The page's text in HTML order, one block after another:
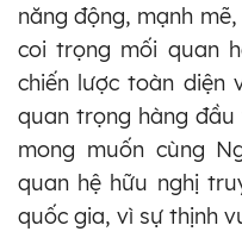
năng động, mạnh
coi trọng mối quan
chiến lược toàn diện
quan trọng hàng đầu
mong muốn cùng
quan hệ hữu nghị
quốc gia, vì sự thịnh